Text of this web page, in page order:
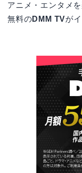
アニメ・エンタメ
無料のDMM TVが